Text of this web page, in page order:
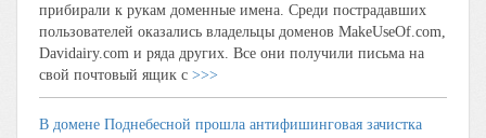
прибирали к рукам доменные имена. Среди пострадавших
пользователей оказались владельцы доменов MakeUseOf.com,
Davidairy.com и ряда других. Все они получили письма на
свой почтовый ящик с >>>
В домене Поднебесной прошла антифишинговая зачистка